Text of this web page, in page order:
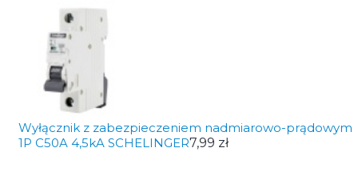
Wyłącznik z zabezpieczeniem nadmiarowo-prądowym
1P C50A 4,5kA SCHELINGER7,99 zł